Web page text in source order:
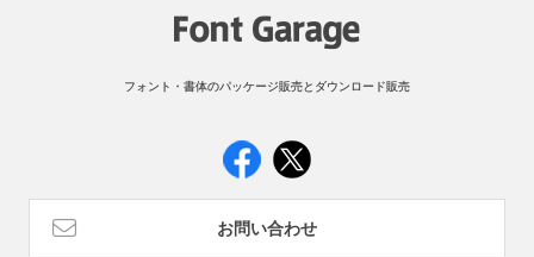
フォント・書体のパッケージ販売とダウンロード販売
お問い合わせ